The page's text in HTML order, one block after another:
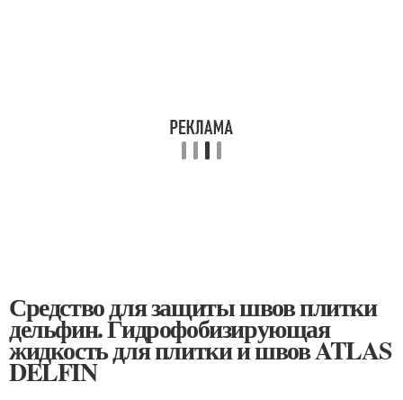
Средство для защиты швов плитки
дельфин. Гидрофобизирующая
жидкость для плитки и швов ATLAS
DELFIN